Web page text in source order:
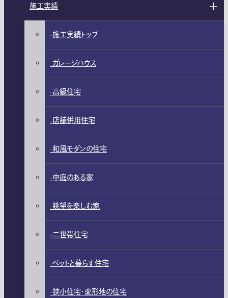
施工実績
施工実績トップ
ガレージハウス
高級住宅
店舗併用住宅
和風モダンの住宅
中庭のある家
眺望を楽しむ家
二世帯住宅
ペットと暮らす住宅
狭小住宅・変形地の住宅